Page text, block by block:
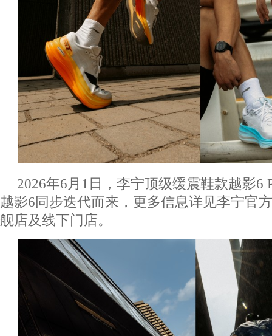
2026年6月1日，李宁顶级缓震鞋款越影6
越影6同步迭代而来，更多信息详见李宁官
舰店及线下门店。